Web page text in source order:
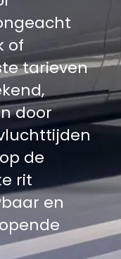
of
tarieven
door
de
rit
en